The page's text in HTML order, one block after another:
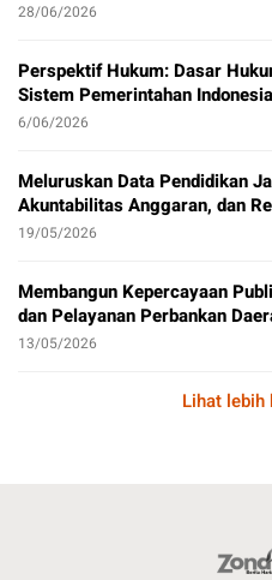
28/06/2026
Perspektif Hukum: Dasar
Sistem Pemerintahan Indonesia
6/06/2026
Meluruskan Data Pendidikan
Akuntabilitas Anggaran, dan
19/05/2026
Membangun Kepercayaan
dan Pelayanan Perbankan
13/05/2026
Lihat lebih